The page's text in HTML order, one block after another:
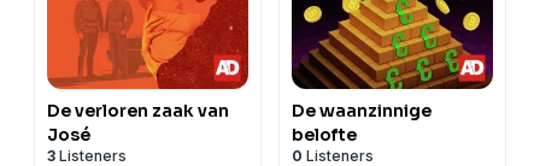
De verloren zaak van
José
3 Listeners
De waanzinnige
belofte
0 Listeners